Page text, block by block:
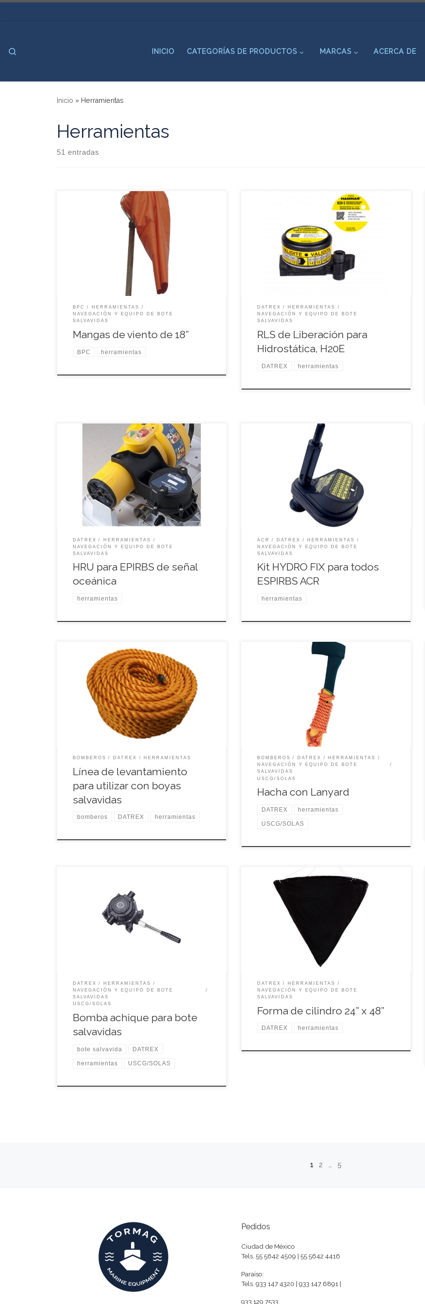
INICIO CATEGORÍAS DE PRODUCTOS MARCAS ACERCA DE
Inicio » Herramientas
Herramientas
51 entradas
BPC
HERRAMIENTAS
NAVEGACIÓN Y EQUIPO DE BOTE
SALVAVIDAS
Mangas de viento de 18”
BPC herramientas
Especificaciones:
DATREX
HERRAMIENTAS
NAVEGACIÓN Y EQUIPO DE BOTE
SALVAVIDAS
RLS de Liberación para
Hidrostática, H20E
DATREX herramientas
DATREX
HERRAMIENTAS
NAVEGACIÓN Y EQUIPO DE BOTE
SALVAVIDAS
HRU para EPIRBS de señal
oceánica
herramientas
ACR DATREX
HERRAMIENTAS
NAVEGACIÓN Y EQUIPO DE BOTE
SALVAVIDAS
Kit HYDRO FIX para todos
ESPIRBS ACR
herramientas
100 pies, 5/16” de diámetro (8mm) Código:
DX1521M
BOMBEROS DATREX HERRAMIENTAS
Línea de levantamiento
para utilizar con boyas
salvavidas
bomberos DATREX herramientas
USCG/SOLAS Código: BB0072M
BOMBEROS DATREX
HERRAMIENTAS
NAVEGACIÓN Y EQUIPO DE BOTE
SALVAVIDAS
USCG/SOLAS
Hacha con Lanyard
DATREX herramientas
USCG/SOLAS
USCG/SOLAS Código: WW2593M
DATREX
HERRAMIENTAS
NAVEGACIÓN Y EQUIPO DE BOTE
SALVAVIDAS
USCG/SOLAS
Bomba achique para bote
salvavidas
bote salvavida DATREX
herramientas USCG/SOLAS
Código: DX0014M
DATREX
HERRAMIENTAS
NAVEGACIÓN Y EQUIPO DE BOTE
SALVAVIDAS
Forma de cilindro 24” x 48”
DATREX herramientas
1 2 5
Pedidos
Ciudad de México
Tels. 55 5642 4509 | 55 5642 4416
Paraíso:
Tels. 933 147 4320 | 933 147 6891 |
933 129 7533